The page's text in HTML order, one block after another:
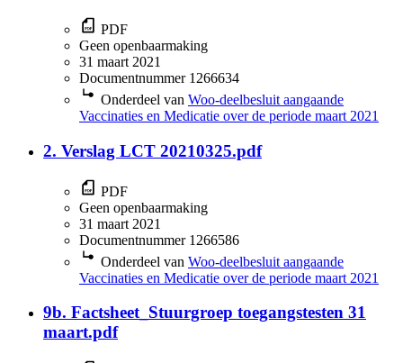
PDF
Geen openbaarmaking
31 maart 2021
Documentnummer 1266634
Onderdeel van Woo-deelbesluit aangaande
Vaccinaties en Medicatie over de periode maart 2021
2. Verslag LCT 20210325.pdf
PDF
Geen openbaarmaking
31 maart 2021
Documentnummer 1266586
Onderdeel van Woo-deelbesluit aangaande
Vaccinaties en Medicatie over de periode maart 2021
9b. Factsheet_Stuurgroep toegangstesten 31
maart.pdf